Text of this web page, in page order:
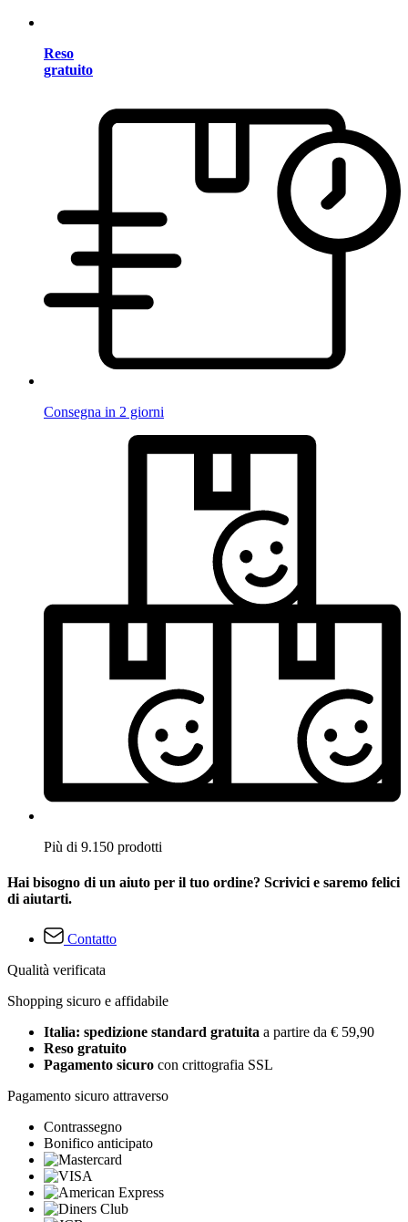
Reso
gratuito
Consegna in 2 giorni
Più di 9.150 prodotti
Hai bisogno di un aiuto per il tuo ordine? Scrivici e saremo felici
di aiutarti.
Contatto
Qualità verificata
Shopping sicuro e affidabile
Italia: spedizione standard gratuita a partire da € 59,90
Reso gratuito
Pagamento sicuro con crittografia SSL
Pagamento sicuro attraverso
Contrassegno
Bonifico anticipato